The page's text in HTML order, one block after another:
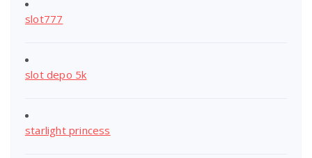
slot777
slot depo 5k
starlight princess